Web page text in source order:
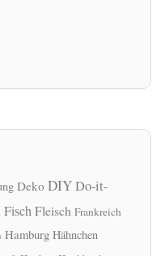
Deko DIYDo-it-
FischFleisch Frankreich
Hamburg Hähnchen